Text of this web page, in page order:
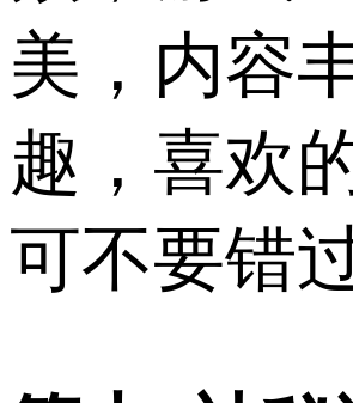
美，内容
趣，喜欢
可不要错